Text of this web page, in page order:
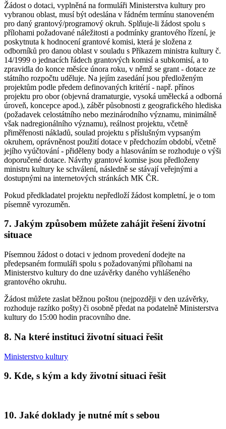
Žádost o dotaci, vyplněná na formuláři Ministerstva kultury pro
vybranou oblast, musí být odeslána v řádném termínu stanoveném
pro daný grantový/programový okruh. Splňuje-li žádost spolu s
přílohami požadované náležitosti a podmínky grantového řízení, je
poskytnuta k hodnocení grantové komisi, která je složena z
odborníků pro danou oblast v souladu s Příkazem ministra kultury č.
14/1999 o jednacích řádech grantových komisí a subkomisí, a to
zpravidla do konce měsíce února roku, v němž se grant - dotace ze
státního rozpočtu uděluje. Na jejím zasedání jsou předloženým
projektům podle předem definovaných kritérií - např. přínos
projektu pro obor (objevná dramaturgie, vysoká umělecká a odborná
úroveň, koncepce apod.), záběr působnosti z geografického hlediska
(požadavek celostátního nebo mezinárodního významu, minimálně
však nadregionálního významu), reálnost projektu, včetně
přiměřenosti nákladů, soulad projektu s příslušným vypsaným
okruhem, oprávněnost použití dotace v předchozím období, včetně
jejího vyúčtování - přiděleny body a hlasováním se rozhoduje o výši
doporučené dotace. Návrhy grantové komise jsou předloženy
ministru kultury ke schválení, následně se stávají veřejnými a
dostupnými na internetových stránkách MK ČR.
Pokud předkladatel projektu nepředloží žádost kompletní, je o tom
písemně vyrozuměn.
7. Jakým způsobem můžete zahájit řešení životní
situace
Písemnou žádost o dotaci v jednom provedení dodejte na
předepsaném formuláři spolu s požadovanými přílohami na
Ministerstvo kultury do dne uzávěrky daného vyhlášeného
grantového okruhu.
Žádost můžete zaslat běžnou poštou (nejpozději v den uzávěrky,
rozhoduje razítko pošty) či osobně předat na podatelně Ministerstva
kultury do 15:00 hodin pracovního dne.
8. Na které instituci životní situaci řešit
Ministerstvo kultury
9. Kde, s kým a kdy životní situaci řešit
10. Jaké doklady je nutné mít s sebou